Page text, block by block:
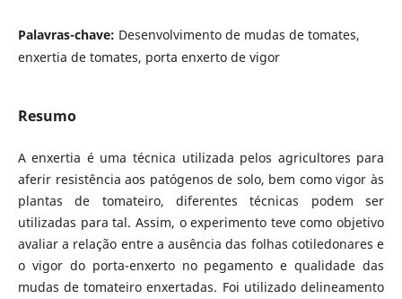
Palavras-chave: Desenvolvimento de mudas de tomates,
enxertia de tomates, porta enxerto de vigor
Resumo
A enxertia é uma técnica utilizada pelos agricultores para
aferir resistência aos patógenos de solo, bem como vigor às
plantas de tomateiro, diferentes técnicas podem ser
utilizadas para tal. Assim, o experimento teve como objetivo
avaliar a relação entre a ausência das folhas cotiledonares e
o vigor do porta-enxerto no pegamento e qualidade das
mudas de tomateiro enxertadas. Foi utilizado delineamento